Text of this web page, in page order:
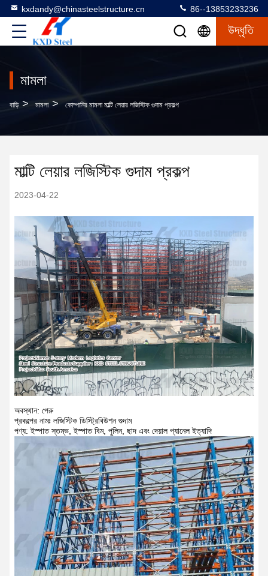
kxdandy@chinasteelstructure.cn 86--13853233236
উদ্ধৃতি
মামলা
বাড়ি > মামলা > কোম্পানির মামলা মাল্টি লেয়ার লজিস্টিক গুদাম প্রকল্প
মাল্টি লেয়ার লজিস্টিক গুদাম প্রকল্প
2023-04-22
অবস্থান: পেরু
প্রকল্পের নামঃ লজিস্টিক ডিস্ট্রিবিউশন গুদাম
পণ্য: ইস্পাত স্তম্ভ, ইস্পাত বিম, পুলিন, ছাদ এবং দেয়াল প্যানেল ইত্যাদি